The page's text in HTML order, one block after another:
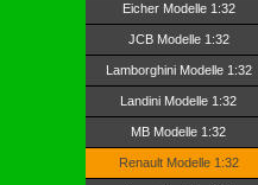
Eicher Modelle 1:32
JCB Modelle 1:32
Lamborghini Modelle 1:32
Landini Modelle 1:32
MB Modelle 1:32
Renault Modelle 1:32